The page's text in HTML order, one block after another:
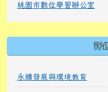
桃園市數位學習辦公室
評
永續發展與環境教育